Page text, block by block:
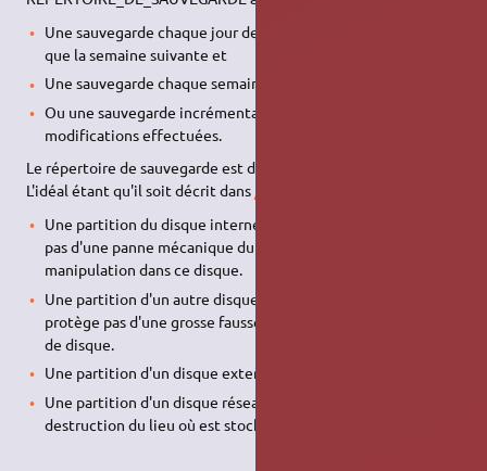
Une sauvegarde chaque jour de la semaine qui n'est écrasée
que la semaine suivante et
Une sauvegarde chaque semaine qui est conservée un an.
Ou une sauvegarde incrémentale conservant toutes les
modifications effectuées.
Le répertoire de sauvegarde est déjà obligatoirement monté.
L'idéal étant qu'il soit décrit dans
Une partition du disque interne. Méthode qui ne protège
pas d'une panne mécanique du disque ni d'une grosse fausse
manipulation dans ce disque.
Une partition d'un autre disque interne. Méthode qui ne
protège pas d'une grosse fausse manipulation se trompant
de disque.
Une partition d'un disque externe connecté en
Une partition d'un disque réseau
destruction du lieu où est stocké l'ordinateur émetteur.